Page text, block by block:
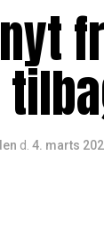
d. 4. marts